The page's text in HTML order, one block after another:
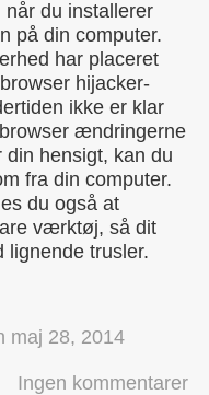
du installerer
på din computer.
har placeret
hijacker-
ikke er klar
ændringerne
hensigt, kan du
fra din computer.
du også at
værktøj, så dit
trusler.
maj 28, 2014
Ingen kommentarer